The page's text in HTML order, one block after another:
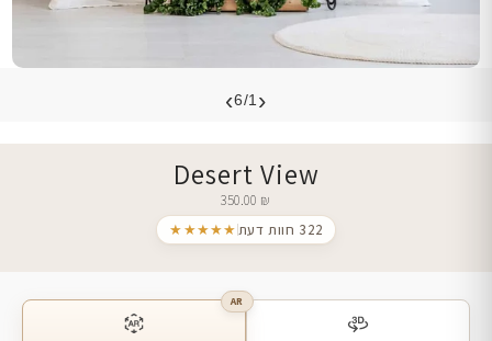
‹
6/1
›
Desert View
350.00 ₪
★★★★★
322 חוות דעת
AR